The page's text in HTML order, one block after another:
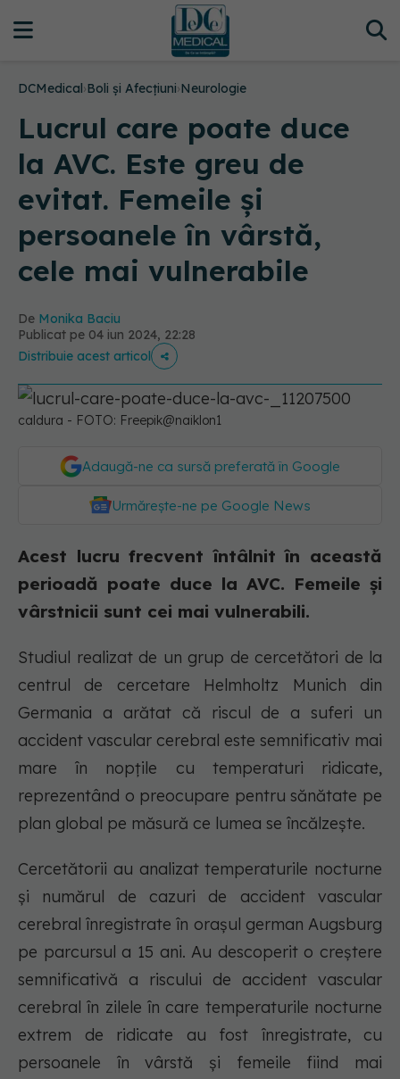
DCMedical›Boli și Afecțiuni›Neurologie
Lucrul care poate duce
la AVC. Este greu de
evitat. Femeile și
persoanele în vârstă,
cele mai vulnerabile
De Monika Baciu
Publicat pe 04 iun 2024, 22:28
Distribuie acest articol
caldura - FOTO: Freepik@naiklon1
Adaugă-ne ca sursă preferată în Google
Urmărește-ne pe Google News
Acest lucru frecvent întâlnit în această
perioadă poate duce la AVC. Femeile și
vârstnicii sunt cei mai vulnerabili.
Studiul realizat de un grup de cercetători de la
centrul de cercetare Helmholtz Munich din
Germania a arătat că riscul de a suferi un
accident vascular cerebral este semnificativ mai
mare în nopțile cu temperaturi ridicate,
reprezentând o preocupare pentru sănătate pe
plan global pe măsură ce lumea se încălzește.
Cercetătorii au analizat temperaturile nocturne
și numărul de cazuri de accident vascular
cerebral înregistrate în orașul german Augsburg
pe parcursul a 15 ani. Au descoperit o creștere
semnificativă a riscului de accident vascular
cerebral în zilele în care temperaturile nocturne
extrem de ridicate au fost înregistrate, cu
persoanele în vârstă și femeile fiind mai